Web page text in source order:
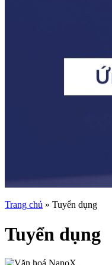
Trang chủ » Tuyển dụng
Tuyển dụng